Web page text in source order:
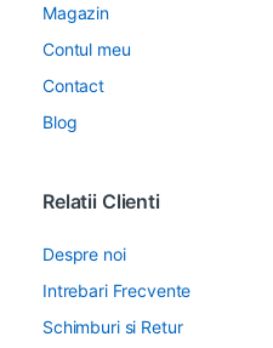
Magazin
Contul meu
Contact
Blog
Relatii Clienti
Despre noi
Intrebari Frecvente
Schimburi si Retur